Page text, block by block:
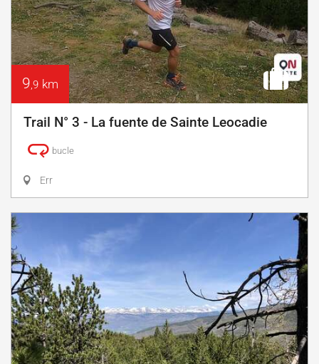
9,9 km
Trail N° 3 - La fuente de Sainte Leocadie
bucle
Err